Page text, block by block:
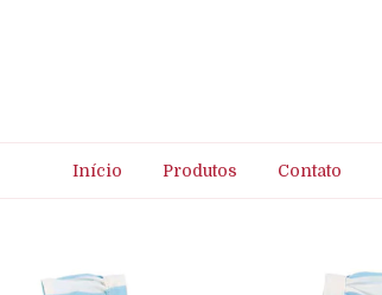
Início Produtos Contato